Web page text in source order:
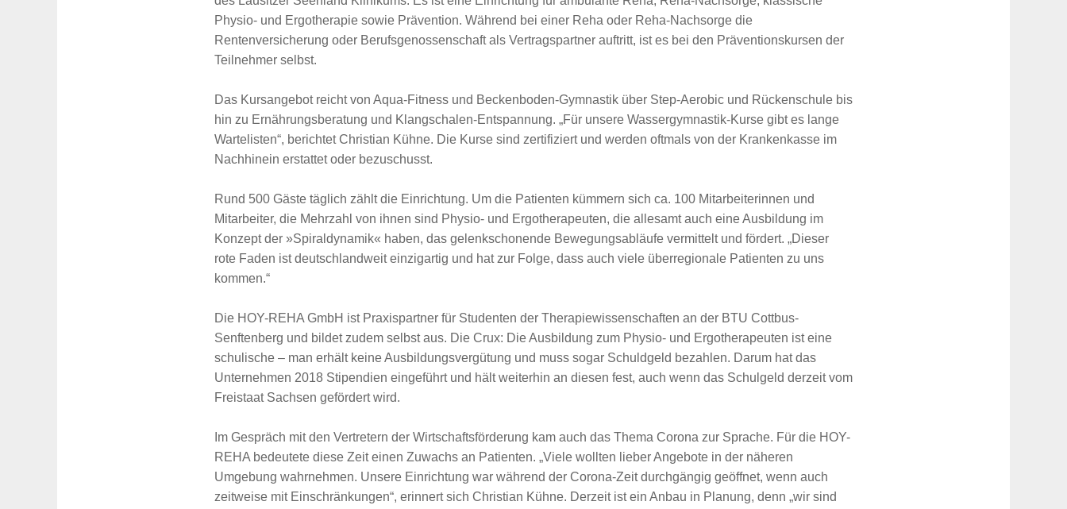
Physio- und Ergotherapie sowie Prävention. Während bei einer Reha oder Reha-Nachsorge die
Rentenversicherung oder Berufsgenossenschaft als Vertragspartner auftritt, ist es bei den Präventionskursen der
Teilnehmer selbst.
Das Kursangebot reicht von Aqua-Fitness und Beckenboden-Gymnastik über Step-Aerobic und Rückenschule bis
hin zu Ernährungsberatung und Klangschalen-Entspannung. „Für unsere Wassergymnastik-Kurse gibt es lange
Wartelisten“, berichtet Christian Kühne. Die Kurse sind zertifiziert und werden oftmals von der Krankenkasse im
Nachhinein erstattet oder bezuschusst.
Rund 500 Gäste täglich zählt die Einrichtung. Um die Patienten kümmern sich ca. 100 Mitarbeiterinnen und
Mitarbeiter, die Mehrzahl von ihnen sind Physio- und Ergotherapeuten, die allesamt auch eine Ausbildung im
Konzept der »Spiraldynamik« haben, das gelenkschonende Bewegungsabläufe vermittelt und fördert. „Dieser
rote Faden ist deutschlandweit einzigartig und hat zur Folge, dass auch viele überregionale Patienten zu uns
kommen.“
Die HOY-REHA GmbH ist Praxispartner für Studenten der Therapiewissenschaften an der BTU Cottbus-
Senftenberg und bildet zudem selbst aus. Die Crux: Die Ausbildung zum Physio- und Ergotherapeuten ist eine
schulische – man erhält keine Ausbildungsvergütung und muss sogar Schuldgeld bezahlen. Darum hat das
Unternehmen 2018 Stipendien eingeführt und hält weiterhin an diesen fest, auch wenn das Schulgeld derzeit vom
Freistaat Sachsen gefördert wird.
Im Gespräch mit den Vertretern der Wirtschaftsförderung kam auch das Thema Corona zur Sprache. Für die HOY-
REHA bedeutete diese Zeit einen Zuwachs an Patienten. „Viele wollten lieber Angebote in der näheren
Umgebung wahrnehmen. Unsere Einrichtung war während der Corona-Zeit durchgängig geöffnet, wenn auch
zeitweise mit Einschränkungen“, erinnert sich Christian Kühne. Derzeit ist ein Anbau in Planung, denn „wir sind